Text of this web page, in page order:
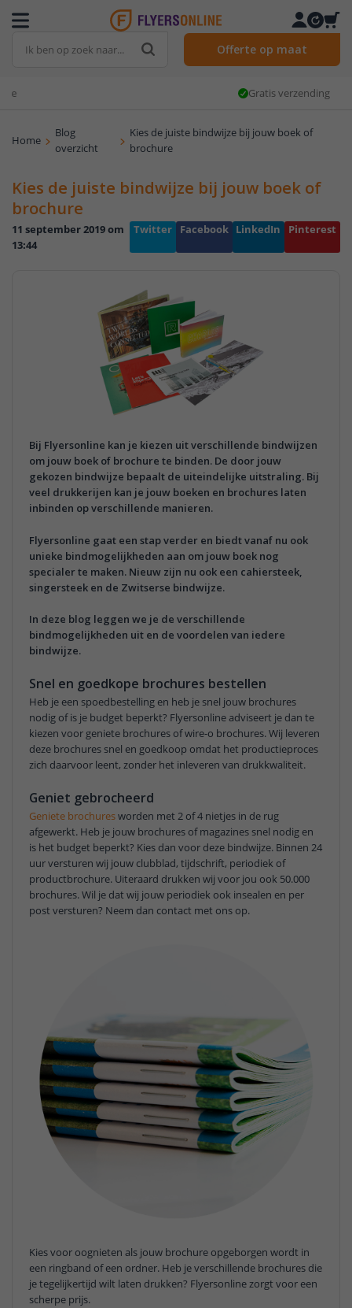
Offerte op maat
Home
Blog
overzicht
Kies de juiste bindwijze bij jouw boek of
brochure
Kies de juiste bindwijze bij jouw boek of
brochure
11 september 2019 om
13:44
Twitter Facebook LinkedIn Pinterest
Bij Flyersonline kan je kiezen uit verschillende bindwijzen
om jouw boek of brochure te binden. De door jouw
gekozen bindwijze bepaalt de uiteindelijke uitstraling. Bij
veel drukkerijen kan je jouw boeken en brochures laten
inbinden op verschillende manieren.
Flyersonline gaat een stap verder en biedt vanaf nu ook
unieke bindmogelijkheden aan om jouw boek nog
specialer te maken. Nieuw zijn nu ook een cahiersteek,
singersteek en de Zwitserse bindwijze.
In deze blog leggen we je de verschillende
bindmogelijkheden uit en de voordelen van iedere
bindwijze.
Snel en goedkope brochures bestellen
Heb je een spoedbestelling en heb je snel jouw brochures
nodig of is je budget beperkt? Flyersonline adviseert je dan te
kiezen voor geniete brochures of wire-o brochures. Wij leveren
deze brochures snel en goedkoop omdat het productieproces
zich daarvoor leent, zonder het inleveren van drukkwaliteit.
Geniet gebrocheerd
Geniete brochuresworden met 2 of 4 nietjes in de rug
afgewerkt. Heb je jouw brochures of magazines snel nodig en
is het budget beperkt? Kies dan voor deze bindwijze. Binnen 24
uur versturen wij jouw clubblad, tijdschrift, periodiek of
productbrochure. Uiteraard drukken wij voor jou ook 50.000
brochures. Wil je dat wij jouw periodiek ook insealen en per
post versturen? Neem dan contact met ons op.
Kies voor oognieten als jouw brochure opgeborgen wordt in
een ringband of een ordner. Heb je verschillende brochures die
je tegelijkertijd wilt laten drukken? Flyersonline zorgt voor een
scherpe prijs.